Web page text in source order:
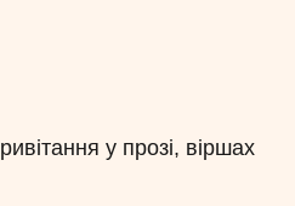
у прозі, віршах